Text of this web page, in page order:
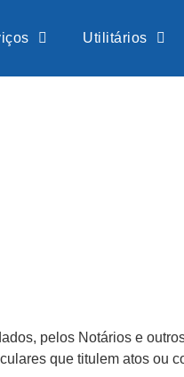
Utilitários
pelos Notários e
que titulem atos